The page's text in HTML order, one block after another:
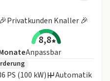
Knaller 🎉
8,8
Anpassbar
PS (100 kW)
Automatik